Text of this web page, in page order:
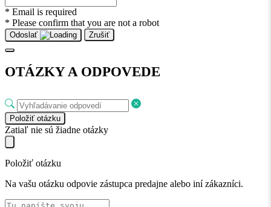
* Email is required
* Please confirm that you are not a robot
Odoslať Zrušiť
OTÁZKY A ODPOVEDE
Položiť otázku
Zatiaľ nie sú žiadne otázky
Položiť otázku
Na vašu otázku odpovie zástupca predajne alebo iní zákazníci.